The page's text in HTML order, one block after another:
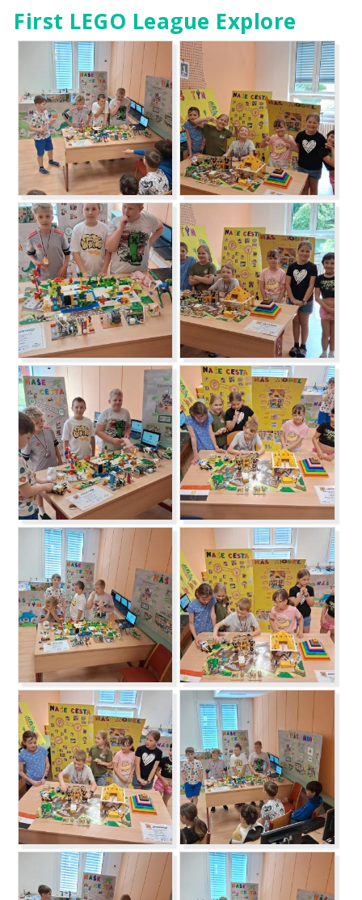
First LEGO League Explore